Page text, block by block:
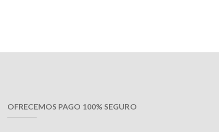
OFRECEMOS PAGO 100% SEGURO